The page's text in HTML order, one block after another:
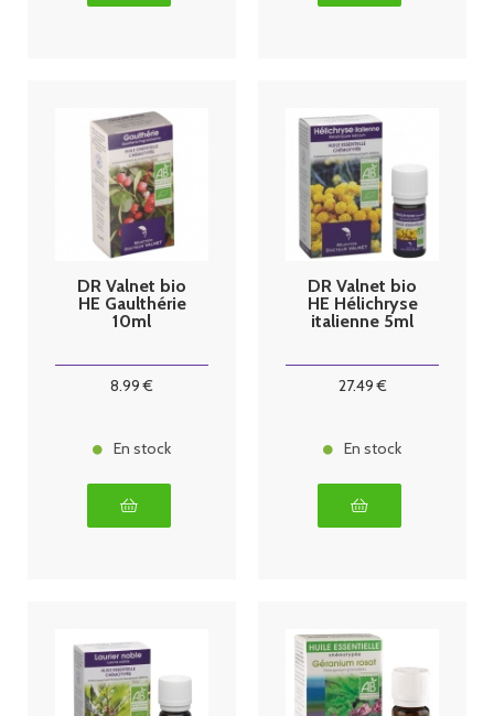
DR Valnet bio
HE Gaulthérie
10ml
8.99 €
En stock
DR Valnet bio
HE Hélichryse
italienne 5ml
27.49€
En stock